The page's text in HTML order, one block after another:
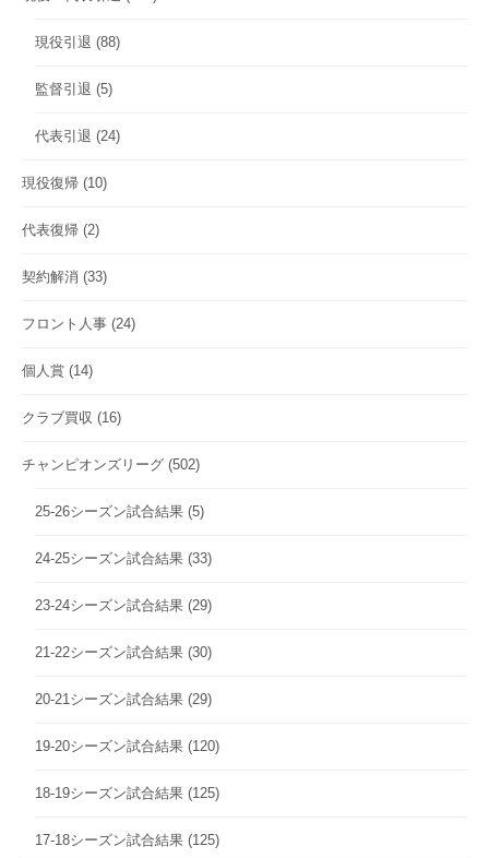
現役引退 (88)
監督引退 (5)
代表引退 (24)
現役復帰 (10)
代表復帰 (2)
契約解消 (33)
フロント人事 (24)
個人賞 (14)
クラブ買収 (16)
チャンピオンズリーグ (502)
25-26シーズン試合結果 (5)
24-25シーズン試合結果 (33)
23-24シーズン試合結果 (29)
21-22シーズン試合結果 (30)
20-21シーズン試合結果 (29)
19-20シーズン試合結果 (120)
18-19シーズン試合結果 (125)
17-18シーズン試合結果 (125)